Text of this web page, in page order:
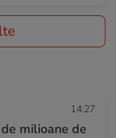
14:27
milioane de